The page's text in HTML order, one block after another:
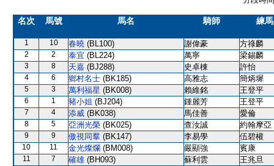
名次 馬號 馬名 騎師 練
1 10 春曉 (BL100) 謝偉豪 方祿麟
2 2 泰宜 (BL224) 萬寧 梁錫麟
3 8 天嘉 (BJ288) 史卓棟 許怡
4 6 鄉村名士 (BK185) 高雅志 簡炳墀
5 3 萬利福星 (BK008) 賴維銘 王登平
6 1 豬小姐 (BJ204) 鍾麗芳 王登平
7 4 添威 (BK038) 馬佳善 愛倫
8 5 亞洲光榮 (BK025) 查汝誠 約翰摩亞
9 9 傲視同羣 (BK147) 李易學 伍碧權
10 11 金光燦爛 (BM008) 嚴顯強 賓康
11 7 確雄 (BH093) 蘇利雲
王兆旦